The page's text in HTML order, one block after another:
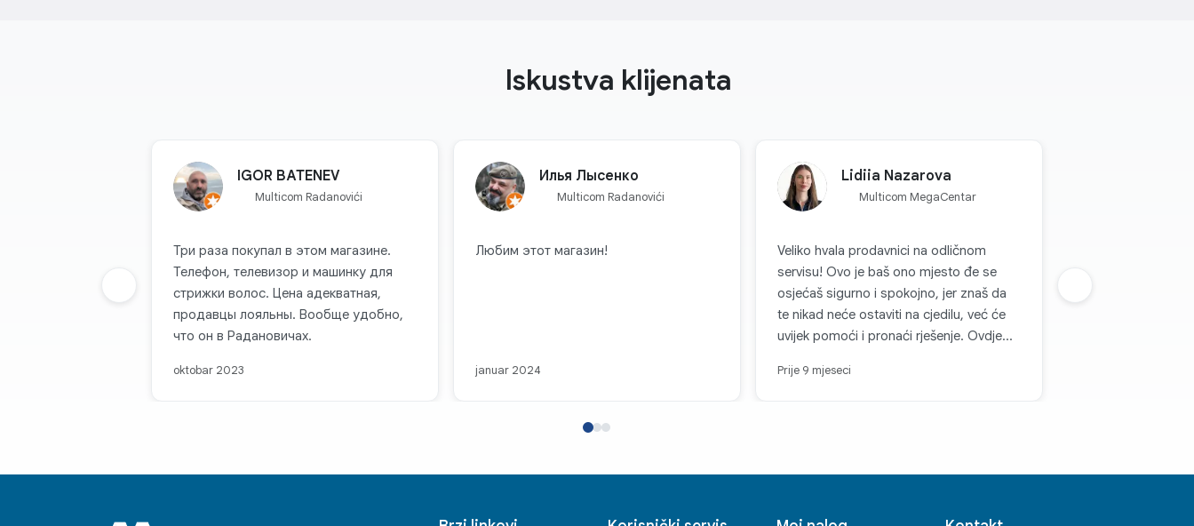
Iskustva klijenata
IGOR BATENEV
Multicom Radanovići
Три раза покупал в этом магазине.
Телефон, телевизор и машинку для
стрижки волос. Цена адекватная,
продавцы лояльны. Вообще удобно,
что он в Радановичах.
oktobar 2023
Илья Лысенко
Multicom Radanovići
Любим этот магазин!
januar 2024
Lidiia Nazarova
Multicom MegaCentar
Veliko hvala prodavnici na odličnom
servisu! Ovo je baš ono mjesto đe se
osjećaš sigurno i spokojno, jer znaš da
te nikad neće ostaviti na cjedilu, već će
uvijek pomoći i pronaći rješenje. Ovdje
zbog kojih se poželiš vraćati opet i opet.
Prije 9 mjeseci
Prethodna grupa